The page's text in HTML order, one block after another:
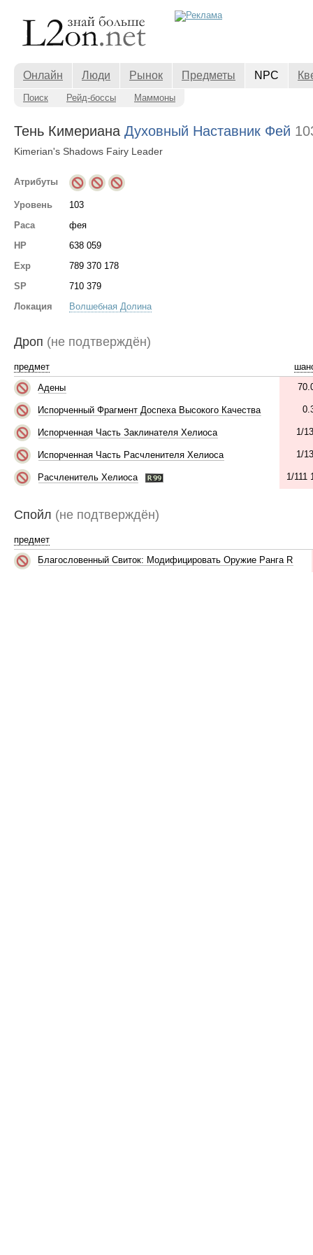
Онлайн Люди Рынок Предметы NPC
Поиск Рейд-боссы Маммоны
Тень Кимериана Духовный Наставник Фей
Kimerian's Shadows Fairy Leader
Атрибуты
Уровень
103
Раса
фея
HP
638 059
Exp
789 370 178
SP
710 379
Локация
Волшебная Долина
Дроп (не подтверждён)
предмет
Адены
Испорченный Фрагмент Доспеха Высокого Качества
Испорченная Часть Заклинателя Хелиоса 1/
Испорченная Часть Расчленителя Хелиоса 1/
Расчленитель Хелиоса 1/111
Спойл (не подтверждён)
предмет
Благословенный Свиток: Модифицировать Оружие Ранга R